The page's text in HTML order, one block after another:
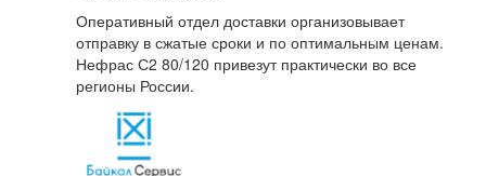
Оперативный отдел доставки организовывает
отправку в сжатые сроки и по оптимальным ценам.
Нефрас С2 80/120 привезут практически во все
регионы России.